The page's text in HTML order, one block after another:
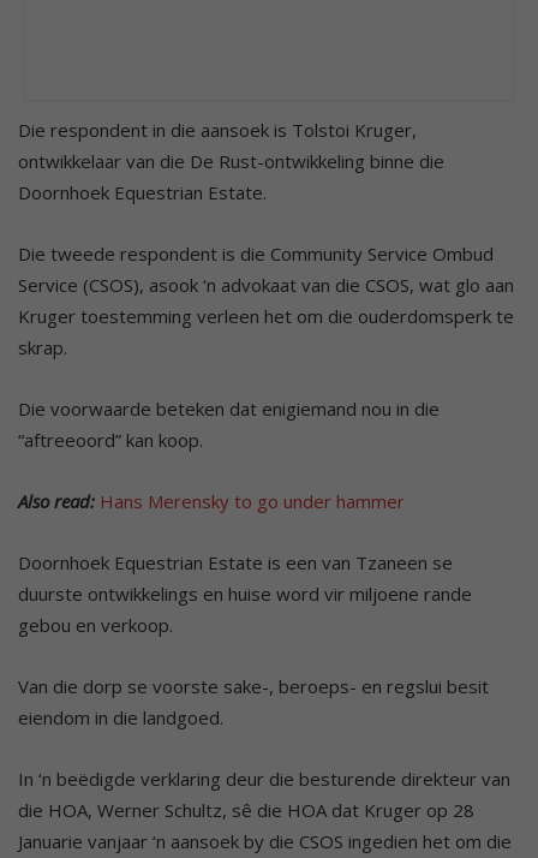
Die respondent in die aansoek is Tolstoi Kruger,
ontwikkelaar van die De Rust-ontwikkeling binne die
Doornhoek Equestrian Estate.
Die tweede respondent is die Community Service Ombud
Service (CSOS), asook ‘n advokaat van die CSOS, wat glo aan
Kruger toestemming verleen het om die ouderdomsperk te
skrap.
Die voorwaarde beteken dat enigiemand nou in die
“aftreeoord” kan koop.
Also read: Hans Merensky to go under hammer
Doornhoek Equestrian Estate is een van Tzaneen se
duurste ontwikkelings en huise word vir miljoene rande
gebou en verkoop.
Van die dorp se voorste sake-, beroeps- en regslui besit
eiendom in die landgoed.
In ‘n beëdigde verklaring deur die besturende direkteur van
die HOA, Werner Schultz, sê die HOA dat Kruger op 28
Januarie vanjaar ‘n aansoek by die CSOS ingedien het om die